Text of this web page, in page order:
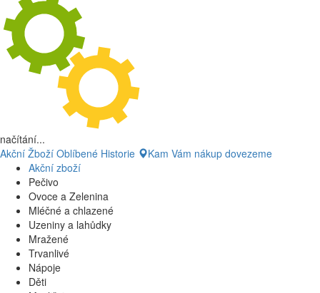
načítání...
Akční Žboží Oblíbené Historie
Kam Vám nákup dovezeme
Akční zboží
Pečivo
Ovoce a Zelenina
Mléčné a chlazené
Uzeniny a lahůdky
Mražené
Trvanlivé
Nápoje
Děti